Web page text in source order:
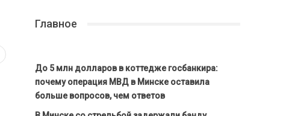
Главное
До 5 млн долларов в коттедже госбанкира:
почему операция МВД в Минске оставила
больше вопросов, чем ответов